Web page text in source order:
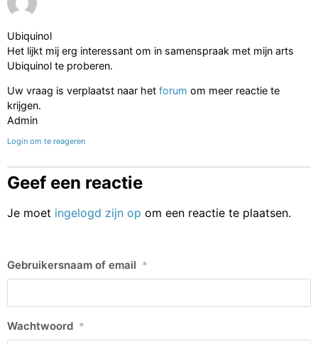
Ubiquinol
Het lijkt mij erg interessant om in samenspraak met mijn arts
Ubiquinol te proberen.
Uw vraag is verplaatst naar het forum om meer reactie te
krijgen.
Admin
Login om te reageren
Geef een reactie
Je moet ingelogd zijn op om een reactie te plaatsen.
Gebruikersnaam of email *
Wachtwoord *